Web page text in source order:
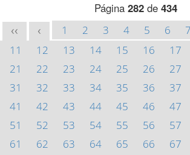
Página 282de 434
<< < 1 2 3 4 5 6 7
11
12 13 14 15 16 17
21
22 23 24 25 26 27
31
32 33 34 35 36 37
41
42 43 44 45 46 47
51
52 53 54 55 56 57
61
62 63 64 65 66 67